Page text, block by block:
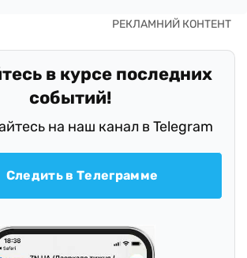
в курсе последних
событий!
на наш канал в Telegram
Следить в Телеграмме